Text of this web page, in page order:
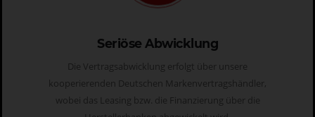
Seriöse Abwicklung
Die Vertragsabwicklung erfolgt über unsere
kooperierenden Deutschen Markenvertragshändler,
wobei das Leasing bzw. die Finanzierung über die